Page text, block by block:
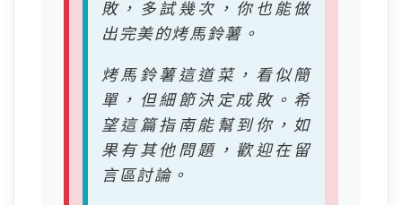
敗，多試幾次，你也能做
出完美的烤馬鈴薯。
烤馬鈴薯這道菜，看似簡
單，但細節決定成敗。希
望這篇指南能幫到你，如
果有其他問題，歡迎在留
言區討論。